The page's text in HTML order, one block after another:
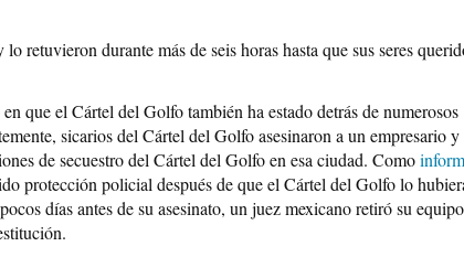
retuvieron durante más de seis horas hasta que sus seres
que el Cártel del Golfo también ha estado detrás de numerosos
sicarios del Cártel del Golfo asesinaron a un empresario y
de secuestro del Cártel del Golfo en esa ciudad. Como
protección policial después de que el Cártel del Golfo lo
días antes de su asesinato, un juez mexicano retiró su equipo